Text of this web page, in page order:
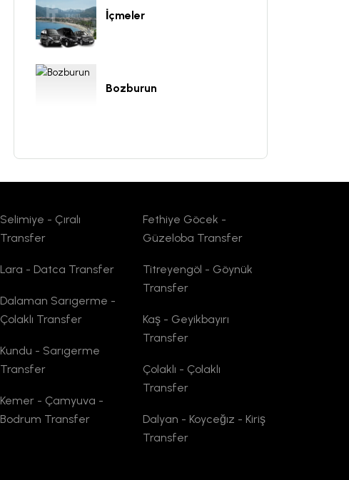
İçmeler
Bozburun
Selimiye - Çıralı
Transfer
Lara - Datca Transfer
Dalaman Sarıgerme -
Çolaklı Transfer
Kundu - Sarıgerme
Transfer
Kemer - Çamyuva -
Bodrum Transfer
Fethiye Göcek -
Güzeloba Transfer
Titreyengöl - Göynük
Transfer
Kaş - Geyikbayırı
Transfer
Çolaklı - Çolaklı
Transfer
Dalyan - Koyceğız - Kiriş
Transfer